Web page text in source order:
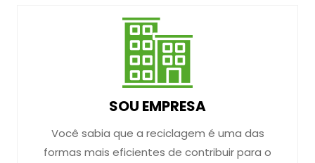
SOU EMPRESA
Você sabia que a reciclagem é uma das
formas mais eficientes de contribuir para o